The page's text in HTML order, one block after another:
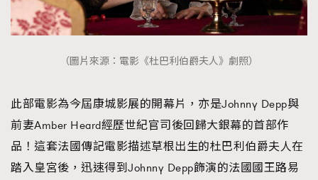
（圖片來源：電影《杜巴利伯爵夫人》劇照）
此部電影為今屆康城影展的開幕片，亦是Johnny Depp與
前妻Amber Heard經歷世紀官司後回歸大銀幕的首部作
品！這套法國傳記電影描述草根出生的杜巴利伯爵夫人在
踏入皇宮後，迅速得到Johnny Depp飾演的法國國王路易